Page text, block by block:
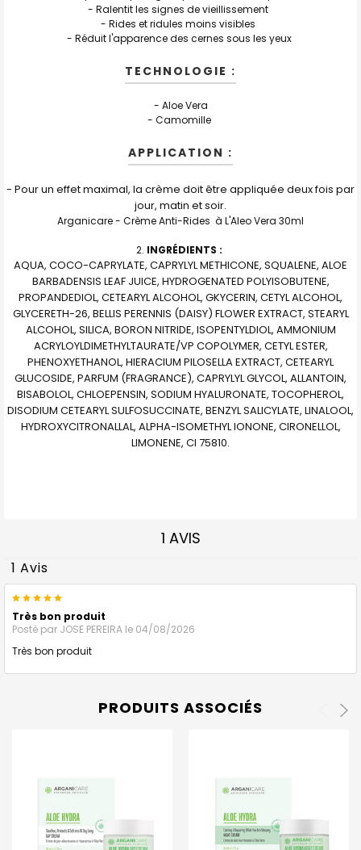
- Ralentit les signes de vieillissement
- Rides et ridules moins visibles
- Réduit l'apparence des cernes sous les yeux
TECHNOLOGIE :
- Aloe Vera
- Camomille
APPLICATION :
- Pour un effet maximal, la crème doit être appliquée deux fois par
jour, matin et soir.
Arganicare - Crème Anti-Rides à L'Aleo Vera 30ml
INGRÉDIENTS :
AQUA, COCO-CAPRYLATE, CAPRYLYL METHICONE, SQUALENE, ALOE
BARBADENSIS LEAF JUICE, HYDROGENATED POLYISOBUTENE,
PROPANDEDIOL, CETEARYL ALCOHOL, GKYCERIN, CETYL ALCOHOL,
GLYCERETH-26, BELLIS PERENNIS (DAISY) FLOWER EXTRACT, STEARYL
ALCOHOL, SILICA, BORON NITRIDE, ISOPENTYLDIOL, AMMONIUM
ACRYLOYLDIMETHYLTAURATE/VP COPOLYMER, CETYL ESTER,
PHENOXYETHANOL, HIERACIUM PILOSELLA EXTRACT, CETEARYL
GLUCOSIDE, PARFUM (FRAGRANCE), CAPRYLYL GLYCOL, ALLANTOIN,
BISABOLOL, CHLOEPENSIN, SODIUM HYALURONATE, TOCOPHEROL,
DISODIUM CETEARYL SULFOSUCCINATE, BENZYL SALICYLATE, LINALOOL,
HYDROXYCITRONALLAL, ALPHA-ISOMETHYL IONONE, CIRONELLOL,
LIMONENE, CI 75810.
1 AVIS
1 Avis
5
Très bon produit
Posté par JOSE PEREIRA le 04/08/2026
Très bon produit
PRODUITS ASSOCIÉS